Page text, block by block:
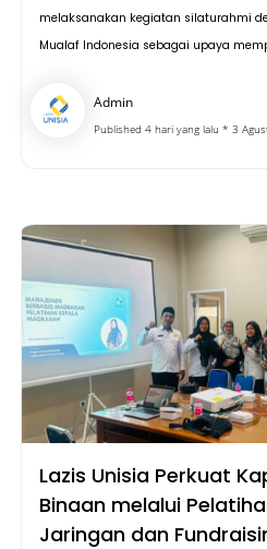
melaksanakan kegiatan silaturahmi
Mualaf Indonesia sebagai upaya
Admin
Published 4 hari yang lalu * 3
Lazis Unisia Perkuat
Binaan melalui
Jaringan dan